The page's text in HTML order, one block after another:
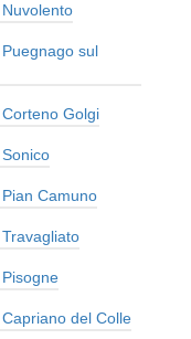
sul
Golgi
Camuno
del Colle